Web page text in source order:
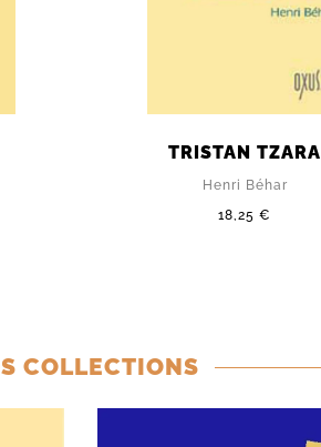
TRISTAN TZARA
Henri Béhar
18,25 €
COLLECTIONS